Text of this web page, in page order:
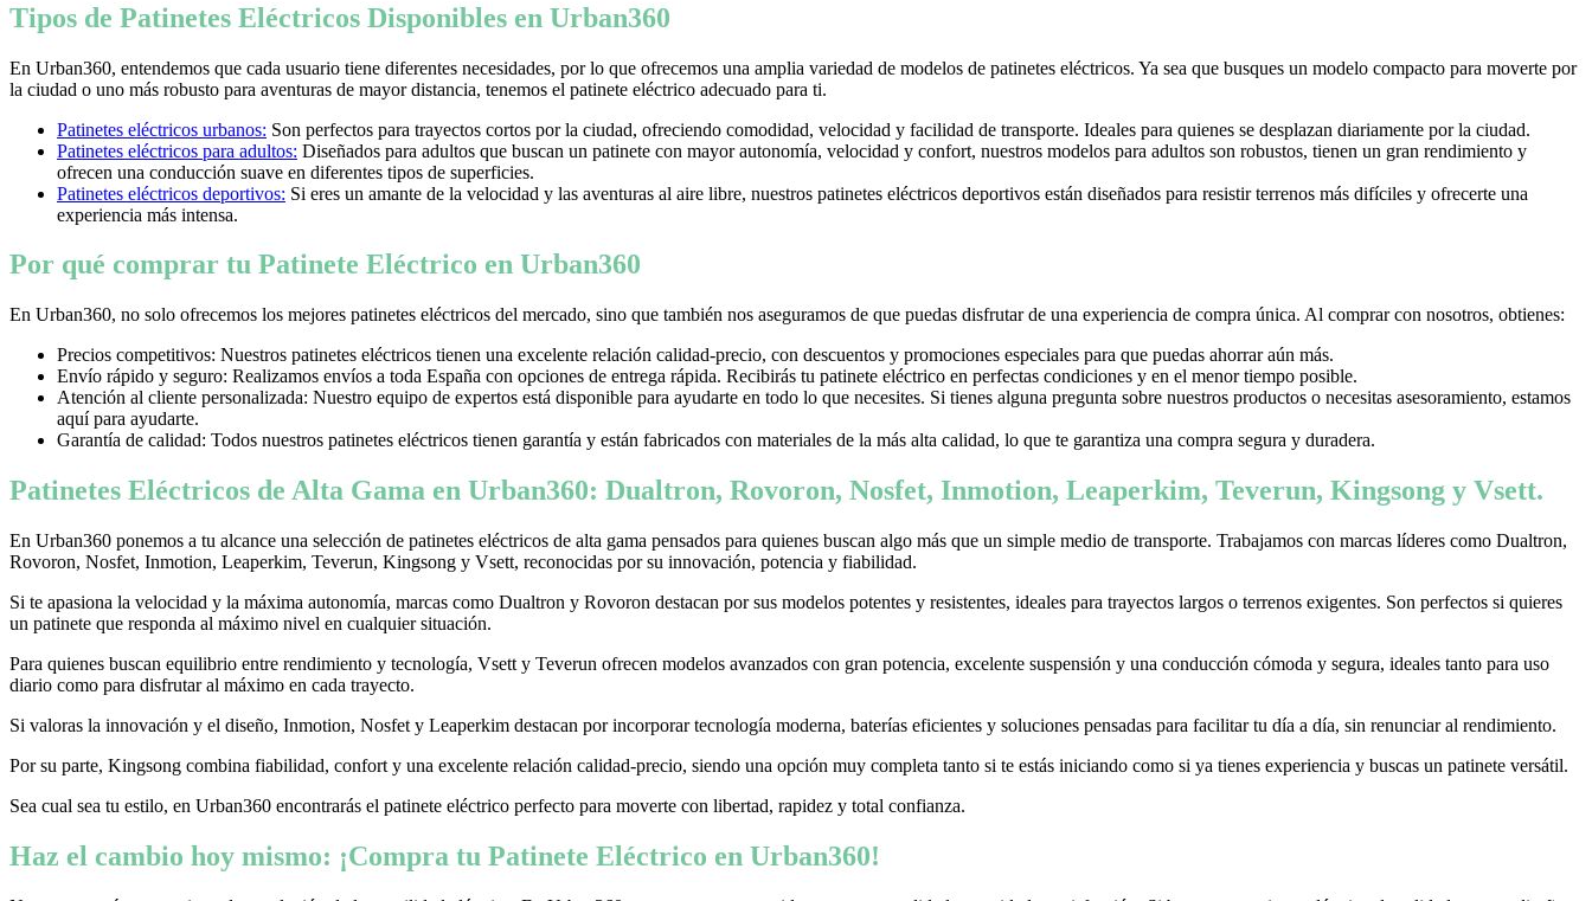
Tipos de Patinetes Eléctricos Disponibles en Urban360
En Urban360, entendemos que cada usuario tiene diferentes necesidades, por lo que ofrecemos una amplia variedad de modelos de patinetes eléctricos. Ya sea que busques un modelo compacto para moverte por
la ciudad o uno más robusto para aventuras de mayor distancia, tenemos el patinete eléctrico adecuado para ti.
Patinetes eléctricos urbanos: Son perfectos para trayectos cortos por la ciudad, ofreciendo comodidad, velocidad y facilidad de transporte. Ideales para quienes se desplazan diariamente por la ciudad.
Patinetes eléctricos para adultos: Diseñados para adultos que buscan un patinete con mayor autonomía, velocidad y confort, nuestros modelos para adultos son robustos, tienen un gran rendimiento y
ofrecen una conducción suave en diferentes tipos de superficies.
Patinetes eléctricos deportivos: Si eres un amante de la velocidad y las aventuras al aire libre, nuestros patinetes eléctricos deportivos están diseñados para resistir terrenos más difíciles y ofrecerte una
experiencia más intensa.
Por qué comprar tu Patinete Eléctrico en Urban360
En Urban360, no solo ofrecemos los mejores patinetes eléctricos del mercado, sino que también nos aseguramos de que puedas disfrutar de una experiencia de compra única. Al comprar con nosotros, obtienes:
Precios competitivos: Nuestros patinetes eléctricos tienen una excelente relación calidad-precio, con descuentos y promociones especiales para que puedas ahorrar aún más.
Envío rápido y seguro: Realizamos envíos a toda España con opciones de entrega rápida. Recibirás tu patinete eléctrico en perfectas condiciones y en el menor tiempo posible.
Atención al cliente personalizada: Nuestro equipo de expertos está disponible para ayudarte en todo lo que necesites. Si tienes alguna pregunta sobre nuestros productos o necesitas asesoramiento, estamos
aquí para ayudarte.
Garantía de calidad: Todos nuestros patinetes eléctricos tienen garantía y están fabricados con materiales de la más alta calidad, lo que te garantiza una compra segura y duradera.
Patinetes Eléctricos de Alta Gama en Urban360: Dualtron, Rovoron, Nosfet, Inmotion, Leaperkim, Teverun, Kingsong y Vsett.
En Urban360 ponemos a tu alcance una selección de patinetes eléctricos de alta gama pensados para quienes buscan algo más que un simple medio de transporte. Trabajamos con marcas líderes como Dualtron,
Rovoron, Nosfet, Inmotion, Leaperkim, Teverun, Kingsong y Vsett, reconocidas por su innovación, potencia y fiabilidad.
Si te apasiona la velocidad y la máxima autonomía, marcas como Dualtron y Rovoron destacan por sus modelos potentes y resistentes, ideales para trayectos largos o terrenos exigentes. Son perfectos si quieres
un patinete que responda al máximo nivel en cualquier situación.
Para quienes buscan equilibrio entre rendimiento y tecnología, Vsett y Teverun ofrecen modelos avanzados con gran potencia, excelente suspensión y una conducción cómoda y segura, ideales tanto para uso
diario como para disfrutar al máximo en cada trayecto.
Si valoras la innovación y el diseño, Inmotion, Nosfet y Leaperkim destacan por incorporar tecnología moderna, baterías eficientes y soluciones pensadas para facilitar tu día a día, sin renunciar al rendimiento.
Por su parte, Kingsong combina fiabilidad, confort y una excelente relación calidad-precio, siendo una opción muy completa tanto si te estás iniciando como si ya tienes experiencia y buscas un patinete versátil.
Sea cual sea tu estilo, en Urban360 encontrarás el patinete eléctrico perfecto para moverte con libertad, rapidez y total confianza.
Haz el cambio hoy mismo: ¡Compra tu Patinete Eléctrico en Urban360!